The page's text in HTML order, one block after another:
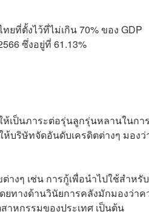
ที่ตั้งไว้ที่ไม่เกิน 70% ของ GDP
ซึ่งอยู่ที่ 61.13%
ห้เป็นภาระต่อรุ่นลูกรุ่นหลานในกา
บริษัทจัดอันดับเครดิตต่างๆ มองว่
างๆ เช่น การกู้เพื่อนำไปใช้สำหรับ
ทางด้านวินัยการคลังมักมองว่าค
าหกรรมของประเทศ เป็นต้น